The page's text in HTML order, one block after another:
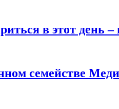
в этот день –
семействе